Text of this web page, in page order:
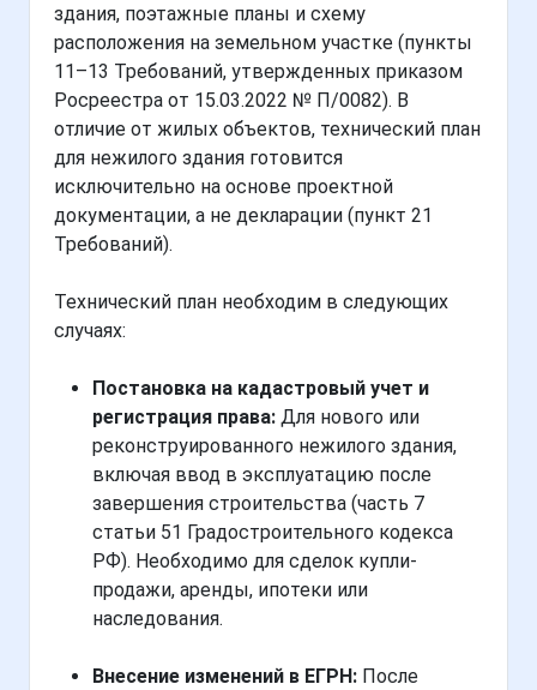
здания, поэтажные планы и схему
расположения на земельном участке (пункты
11–13 Требований, утвержденных приказом
Росреестра от 15.03.2022 № П/0082). В
отличие от жилых объектов, технический план
для нежилого здания готовится
исключительно на основе проектной
документации, а не декларации (пункт 21
Требований).
Технический план необходим в следующих
случаях:
Постановка на кадастровый учет и
регистрация права: Для нового или
реконструированного нежилого здания,
включая ввод в эксплуатацию после
завершения строительства (часть 7
статьи 51 Градостроительного кодекса
РФ). Необходимо для сделок купли-
продажи, аренды, ипотеки или
наследования.
Внесение изменений в ЕГРН: После